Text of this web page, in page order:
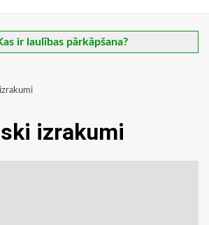
ir laulības pārkāpšana?
izrakumi